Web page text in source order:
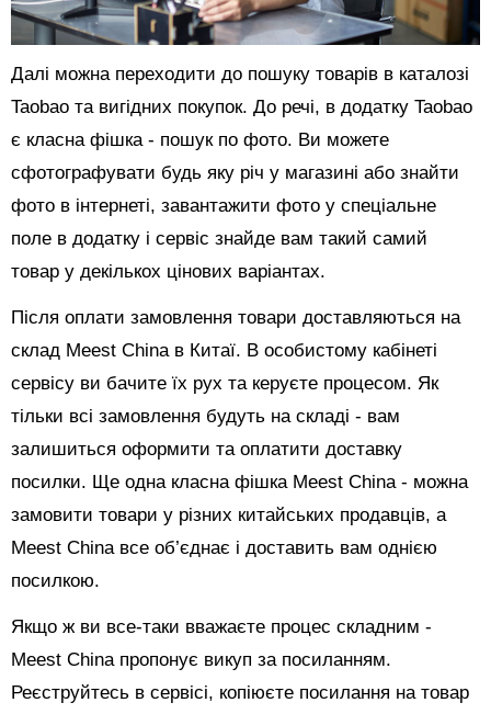
Далі можна переходити до пошуку товарів в каталозі
Taobao та вигідних покупок. До речі, в додатку Taobao
є класна фішка - пошук по фото. Ви можете
сфотографувати будь яку річ у магазині або знайти
фото в інтернеті, завантажити фото у спеціальне
поле в додатку і сервіс знайде вам такий самий
товар у декількох цінових варіантах.
Після оплати замовлення товари доставляються на
склад Meest China в Китаї. В особистому кабінеті
сервісу ви бачите їх рух та керуєте процесом. Як
тільки всі замовлення будуть на складі - вам
залишиться оформити та оплатити доставку
посилки. Ще одна класна фішка Meest China - можна
замовити товари у різних китайських продавців, а
Meest China все об’єднає і доставить вам однією
посилкою.
Якщо ж ви все-таки вважаєте процес складним -
Meest China пропонує викуп за посиланням.
Реєструйтесь в сервісі, копіюєте посилання на товар